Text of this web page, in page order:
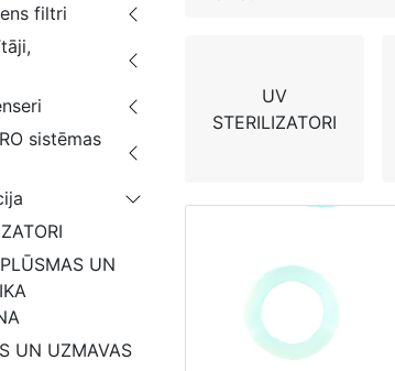
filtri
sistēmas
UN
UN UZMAVAS
UV
STERILIZATORI